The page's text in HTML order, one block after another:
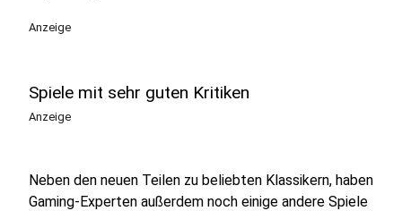
Anzeige
Spiele mit sehr guten Kritiken
Anzeige
Neben den neuen Teilen zu beliebten Klassikern, haben
Gaming-Experten außerdem noch einige andere Spiele